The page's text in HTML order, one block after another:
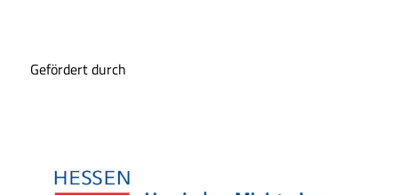
Gefördert durch